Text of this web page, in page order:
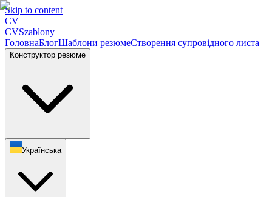
Skip to content
CV
CVSzablony
ГоловнаБлогШаблони резюмеСтворення супровідного листа
Конструктор резюме
Українська